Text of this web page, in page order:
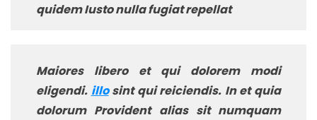
quidem Iusto nulla fugiat repellat
Maiores libero et qui dolorem modi
eligendi. illosint qui reiciendis. In et quia
dolorum Provident alias sit numquam